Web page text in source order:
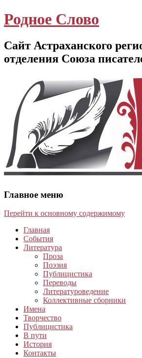
Родное Слово
Сайт Астраханского
отделения Союза
Главное меню
Перейти к основному содержимому
Главная
События
Литература
Проза
Поэзия
Публицистика
Переводы
Литературоведение
Коллективные сборники
Имена
Творчество
Публицистика
В пути
История
Контакты